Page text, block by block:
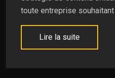
toute entreprise
Lire la suite